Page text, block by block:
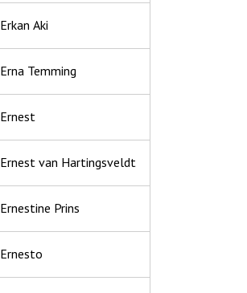
Erkan Aki
Erna Temming
Ernest
Ernest van Hartingsveldt
Ernestine Prins
Ernesto